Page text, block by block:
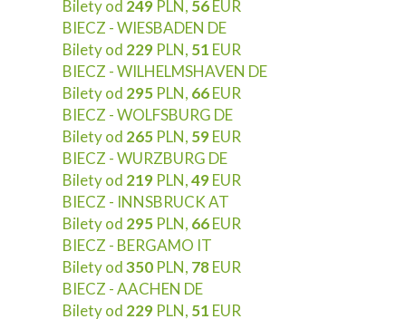
Bilety od 249 PLN, 56EUR
BIECZ - WIESBADEN DE
Bilety od 229 PLN, 51 EUR
BIECZ - WILHELMSHAVEN DE
Bilety od 295 PLN, 66EUR
BIECZ - WOLFSBURG DE
Bilety od 265 PLN, 59EUR
BIECZ - WURZBURG DE
Bilety od 219 PLN,49EUR
BIECZ - INNSBRUCK AT
Bilety od 295 PLN, 66EUR
BIECZ - BERGAMO IT
Bilety od350 PLN, 78EUR
BIECZ - AACHEN DE
Bilety od 229 PLN, 51 EUR